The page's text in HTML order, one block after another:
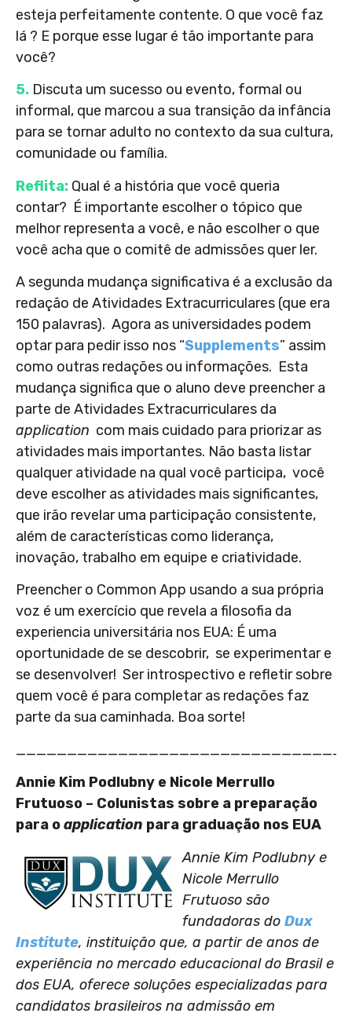
esteja perfeitamente contente. O que você faz
lá ? E porque esse lugar é tão importante para
você?
5. Discuta um sucesso ou evento, formal ou
informal, que marcou a sua transição da infância
para se tornar adulto no contexto da sua cultura,
comunidade ou família.
Reflita: Qual é a história que você queria
contar? É importante escolher o tópico que
melhor representa a você, e não escolher o que
você acha que o comitê de admissões quer ler.
A segunda mudança significativa é a exclusão da
redação de Atividades Extracurriculares (que era
150 palavras). Agora as universidades podem
optar para pedir isso nos “Supplements” assim
como outras redações ou informações. Esta
mudança significa que o aluno deve preencher a
parte de Atividades Extracurriculares da
application com mais cuidado para priorizar as
atividades mais importantes. Não basta listar
qualquer atividade na qual você participa, você
deve escolher as atividades mais significantes,
que irão revelar uma participação consistente,
além de características como liderança,
inovação, trabalho em equipe e criatividade.
Preencher o Common App usando a sua própria
voz é um exercício que revela a filosofia da
experiencia universitária nos EUA: É uma
oportunidade de se descobrir, se experimentar e
se desenvolver! Ser introspectivo e refletir sobre
quem você é para completar as redações faz
parte da sua caminhada. Boa sorte!
Annie Kim Podlubny e Nicole Merrullo
Frutuoso – Colunistas sobre a preparação
para oapplication para graduação nos EUA
Annie Kim Podlubny e
Nicole Merrullo
Frutuoso são
fundadoras do Dux
Institute, instituição que, a partir de anos de
experiência no mercado educacional do Brasil e
dos EUA, oferece soluções especializadas para
candidatos brasileiros na admissão em